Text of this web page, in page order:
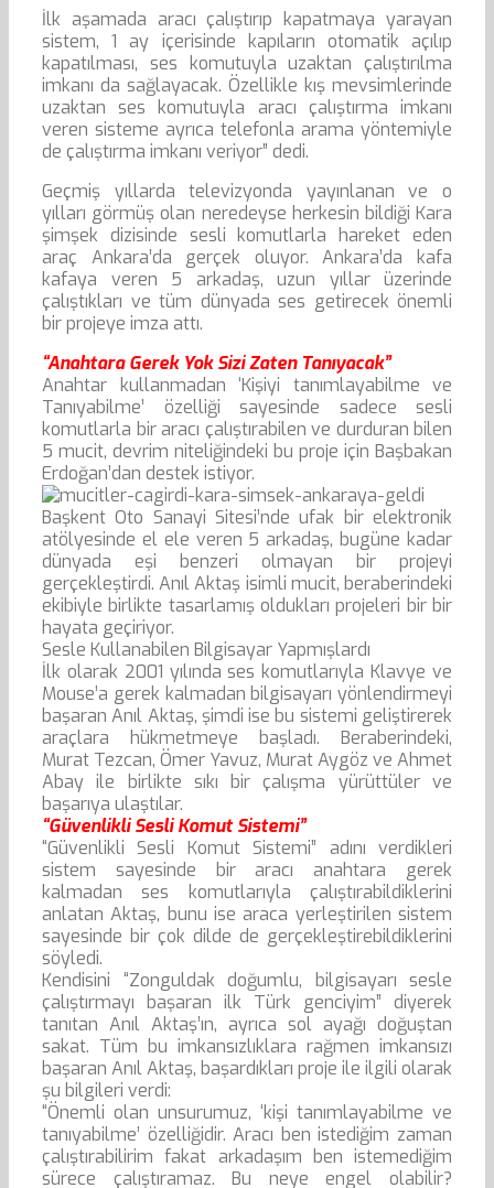
İlk aşamada aracı çalıştırıp kapatmaya yarayan
sistem, 1 ay içerisinde kapıların otomatik açılıp
kapatılması, ses komutuyla uzaktan çalıştırılma
imkanı da sağlayacak. Özellikle kış mevsimlerinde
uzaktan ses komutuyla aracı çalıştırma imkanı
veren sisteme ayrıca telefonla arama yöntemiyle
de çalıştırma imkanı veriyor” dedi.
Geçmiş yıllarda televizyonda yayınlanan ve o
yılları görmüş olan neredeyse herkesin bildiği Kara
şimşek dizisinde sesli komutlarla hareket eden
araç Ankara’da gerçek oluyor. Ankara’da kafa
kafaya veren 5 arkadaş, uzun yıllar üzerinde
çalıştıkları ve tüm dünyada ses getirecek önemli
bir projeye imza attı.
“Anahtara Gerek Yok Sizi Zaten Tanıyacak”
Anahtar kullanmadan ‘Kişiyi tanımlayabilme ve
Tanıyabilme’ özelliği sayesinde sadece sesli
komutlarla bir aracı çalıştırabilen ve durduran bilen
5 mucit, devrim niteliğindeki bu proje için Başbakan
Erdoğan’dan destek istiyor.
Başkent Oto Sanayi Sitesi’nde ufak bir elektronik
atölyesinde el ele veren 5 arkadaş, bugüne kadar
dünyada eşi benzeri olmayan bir projeyi
gerçekleştirdi. Anıl Aktaş isimli mucit, beraberindeki
ekibiyle birlikte tasarlamış oldukları projeleri bir bir
hayata geçiriyor.
Sesle Kullanabilen Bilgisayar Yapmışlardı
İlk olarak 2001 yılında ses komutlarıyla Klavye ve
Mouse’a gerek kalmadan bilgisayarı yönlendirmeyi
başaran Anıl Aktaş, şimdi ise bu sistemi geliştirerek
araçlara hükmetmeye başladı. Beraberindeki,
Murat Tezcan, Ömer Yavuz, Murat Aygöz ve Ahmet
Abay ile birlikte sıkı bir çalışma yürüttüler ve
başarıya ulaştılar.
“Güvenlikli Sesli Komut Sistemi”
“Güvenlikli Sesli Komut Sistemi” adını verdikleri
sistem sayesinde bir aracı anahtara gerek
kalmadan ses komutlarıyla çalıştırabildiklerini
anlatan Aktaş, bunu ise araca yerleştirilen sistem
sayesinde bir çok dilde de gerçekleştirebildiklerini
söyledi.
Kendisini “Zonguldak doğumlu, bilgisayarı sesle
çalıştırmayı başaran ilk Türk genciyim” diyerek
tanıtan Anıl Aktaş’ın, ayrıca sol ayağı doğuştan
sakat. Tüm bu imkansızlıklara rağmen imkansızı
başaran Anıl Aktaş, başardıkları proje ile ilgili olarak
şu bilgileri verdi:
“Önemli olan unsurumuz, ‘kişi tanımlayabilme ve
tanıyabilme’ özelliğidir. Aracı ben istediğim zaman
çalıştırabilirim fakat arkadaşım ben istemediğim
sürece çalıştıramaz. Bu neye engel olabilir?